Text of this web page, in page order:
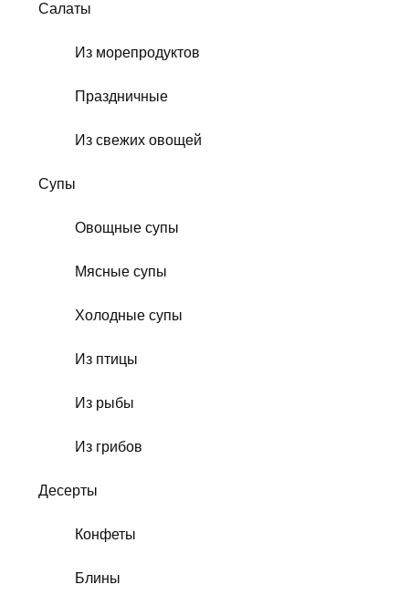
Салаты
Из морепродуктов
Праздничные
Из свежих овощей
Супы
Овощные супы
Мясные супы
Холодные супы
Из птицы
Из рыбы
Из грибов
Десерты
Конфеты
Блины